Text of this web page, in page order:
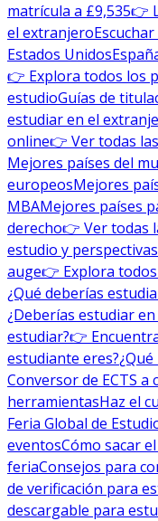
matrícula a £9,535👉
el extranjero
Estados Unidos
👉 Explora todos los
estudioGuías de
estudiar en el
online👉 Ver todas
Mejores países del
europeosMejores
MBAMejores países
derecho👉 Ver todas
estudio y
auge👉 Explora
¿Qué deberías
¿Deberías estudiar
estudiar?👉
estudiante eres?
Conversor de ECTS a
herramientasHaz el
Feria Global de
eventosCómo sacar
feriaConsejos para
de verificación para
descargable para